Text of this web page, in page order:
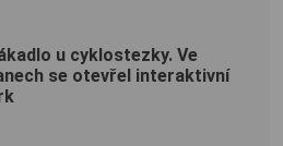
u cyklostezky. Ve
se otevřel interaktivní